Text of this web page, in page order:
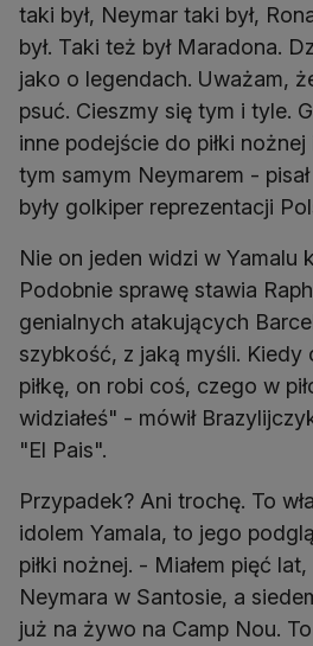
taki był, Neymar taki był,
był. Taki też był Maradona.
jako o legendach. Uważam,
psuć. Cieszmy się tym i tyle.
inne podejście do piłki
tym samym Neymarem -
były golkiper reprezentacji
Nie on jeden widzi w Yamalu
Podobnie sprawę stawia
genialnych atakujących
szybkość, z jaką myśli. Kiedy
piłkę, on robi coś, czego w
widziałeś" - mówił
"El Pais".
Przypadek? Ani trochę. To
idolem Yamala, to jego
piłki nożnej. - Miałem pięć
Neymara w Santosie, a
już na żywo na Camp Nou.